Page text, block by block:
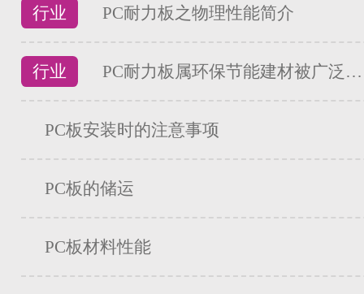
行业 PC耐力板之物理性能简介
行业 PC耐力板属环保节能建材被广泛…
PC板安装时的注意事项
PC板的储运
PC板材料性能